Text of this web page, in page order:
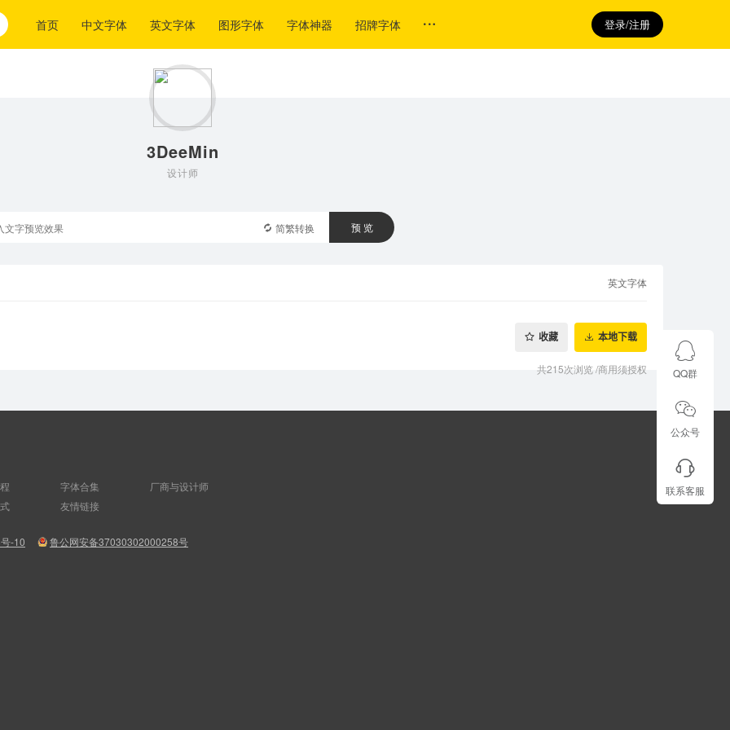
首页 中文字体 英文字体 图形字体 字体神器 招牌字体 登录/注册
3DeeMin
设计师
预 览
简繁转换
英文字体
收藏 本地下载
共215次浏览/商用须授权
字体合集
厂商与设计师
友情链接
-10 鲁公网安备37030302000258号
QQ群
公众号
联系客服